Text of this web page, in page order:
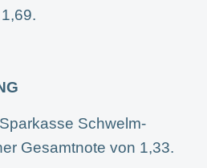
Schwelm-
Gesamtnote von 1,33.